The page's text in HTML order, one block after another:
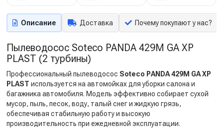
Описание Доставка Почему покупают у нас?
Пылеводосос Soteco PANDA 429M GA XP
PLAST (2 турбины)
Профессиональный пылеводосос Soteco PANDA 429M GA XP
PLAST используется на автомойках для уборки салона и
багажника автомобиля. Модель эффективно собирает сухой
мусор, пыль, песок, воду, талый снег и жидкую грязь,
обеспечивая стабильную работу и высокую
производительность при ежедневной эксплуатации.